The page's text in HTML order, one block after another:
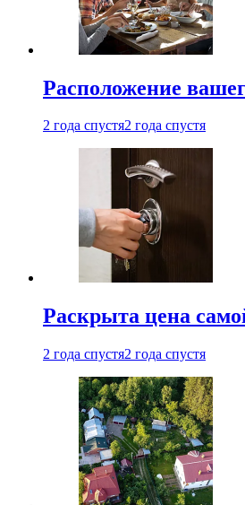
Расположение
2 года спустя2 года спустя
Раскрыта цена
2 года спустя2 года спустя